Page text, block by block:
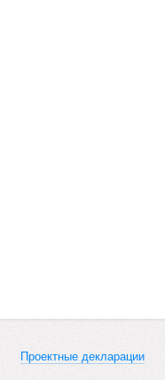
Проектные декларации